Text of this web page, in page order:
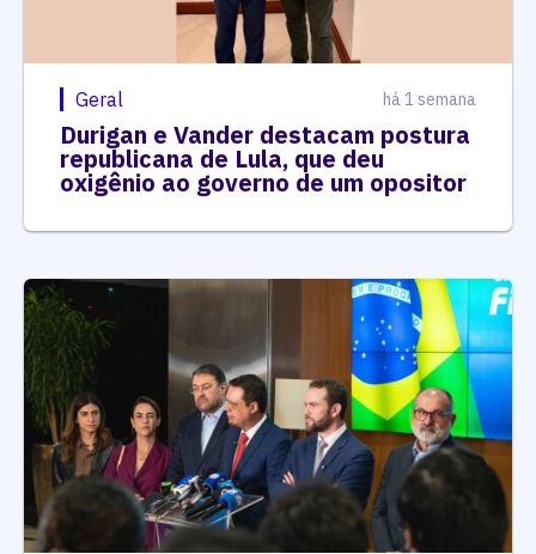
Geral há 1 semana
Durigan e Vander destacam postura
republicana de Lula, que deu
oxigênio ao governo de um opositor